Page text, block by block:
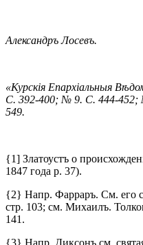
Александръ Лосевъ.
«Курскія Епархіальныя
С. 392-400; № 9. С. 444-
549.
{1] Златоустъ о
1847 года р. 37).
{2} Напр. Фарраръ. См. его
стр. 103; см. Михаилъ.
141.
{3} Напр. Диксонъ см.